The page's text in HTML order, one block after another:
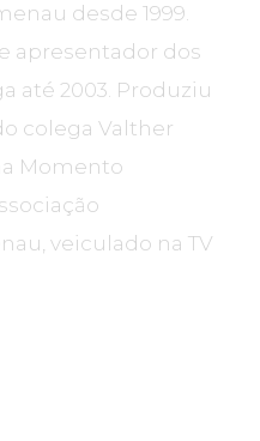
desde 1999.
apresentador dos
até 2003. Produziu
colega Valther
Momento
veiculado na TV